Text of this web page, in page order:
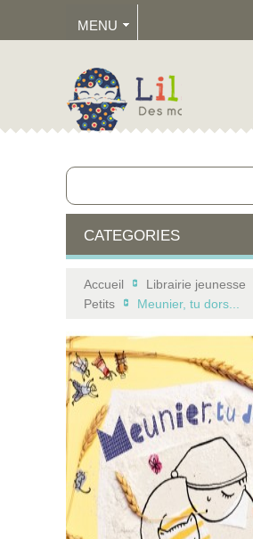
MENU
CATEGORIES
Accueil Librairie jeunesse
Petits
Meunier, tu dors...